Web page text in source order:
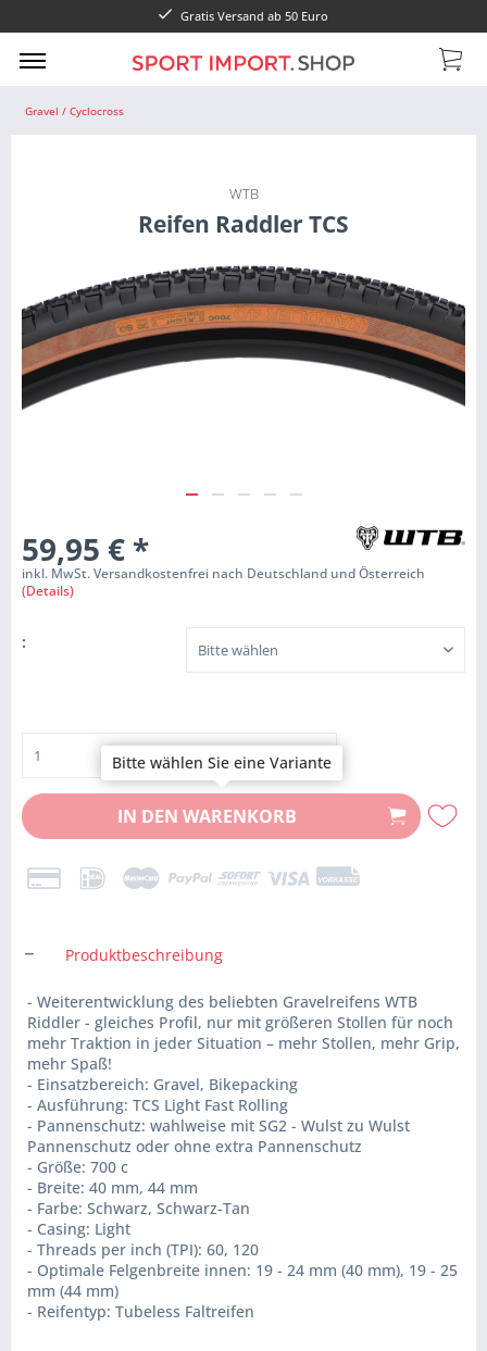
Gratis Versand ab 50 Euro
Gravel / Cyclocross
WTB
Reifen Raddler TCS
59,95 € *
inkl. MwSt. Versandkostenfrei nach Deutschland und Österreich
(Details)
:
IN DEN WARENKORB
Produktbeschreibung
- Weiterentwicklung des beliebten Gravelreifens WTB
Riddler - gleiches Profil, nur mit größeren Stollen für noch
mehr Traktion in jeder Situation – mehr Stollen, mehr Grip,
mehr Spaß!
- Einsatzbereich: Gravel, Bikepacking
- Ausführung: TCS Light Fast Rolling
- Pannenschutz: wahlweise mit SG2 - Wulst zu Wulst
Pannenschutz oder ohne extra Pannenschutz
- Größe: 700 c
- Breite: 40 mm, 44 mm
- Farbe: Schwarz, Schwarz-Tan
- Casing: Light
- Threads per inch (TPI): 60, 120
- Optimale Felgenbreite innen: 19 - 24 mm (40 mm), 19 - 25
mm (44 mm)
- Reifentyp: Tubeless Faltreifen
Bitte wählen Sie eine Variante